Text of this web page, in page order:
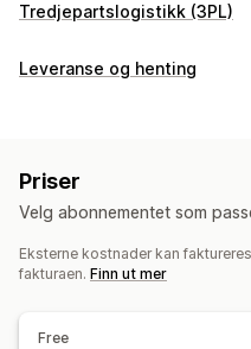
Tredjepartslogistikk (3PL)
Bestillingsadministrering
Leveranse og henting
Dokumentasjon på levering
Priser
Velg abonnementet som
Eksterne kostnader kan
fakturaen. Finn ut mer
Free